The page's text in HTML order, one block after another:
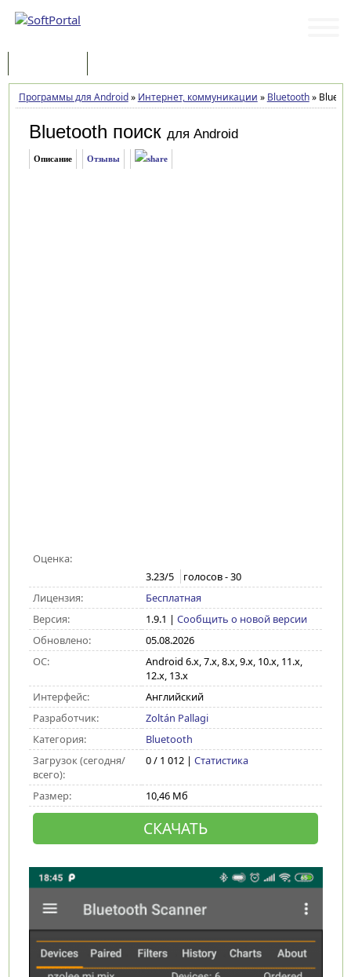
Программы для Android» Интернет, коммуникации » Bluetooth»
Bluetooth поиск для Android
Описание Отзывы
Оценка:
3.23/5 голосов -30
Лицензия:
Бесплатная
Версия:
1.9.1 | Сообщить о новой версии
Обновлено:
05.08.2026
ОС:
Android 6.x, 7.x, 8.x, 9.x, 10.x, 11.x,
12.x, 13.x
Интерфейс:
Английский
Разработчик:
Zoltán Pallagi
Категория:
Bluetooth
Загрузок (сегодня/
всего):
0 / 1 012 | Статистика
Размер: 10,46 Мб
СКАЧАТЬ